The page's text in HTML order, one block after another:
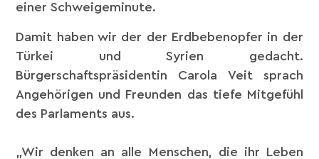
einer Schweigeminute.
Damit haben wir der der Erdbebenopfer in der
Türkei und Syrien gedacht.
Bürgerschaftspräsidentin Carola Veit sprach
Angehörigen und Freunden das tiefe Mitgefühl
des Parlaments aus.
„Wir denken an alle Menschen, die ihr Leben